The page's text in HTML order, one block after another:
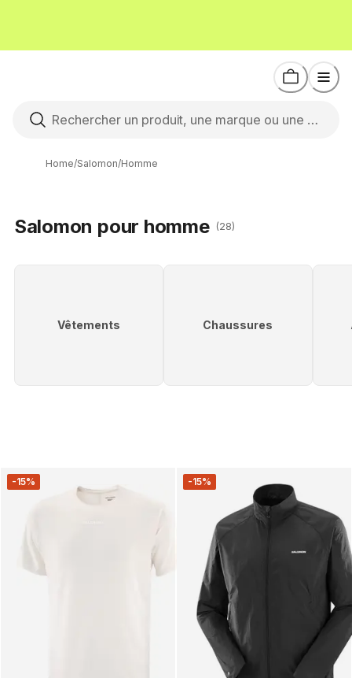
Home/Salomon/Homme
Salomon pour homme (28)
Vêtements Chaussures
-15% -15%